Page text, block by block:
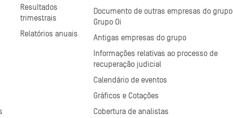
Resultados
trimestrais
Relatórios anuais
Documento de outras empresas do grupo
Grupo Oi
Antigas empresas do grupo
Informações relativas ao processo de
recuperação judicial
Calendário de eventos
Gráficos e Cotações
Cobertura de analistas